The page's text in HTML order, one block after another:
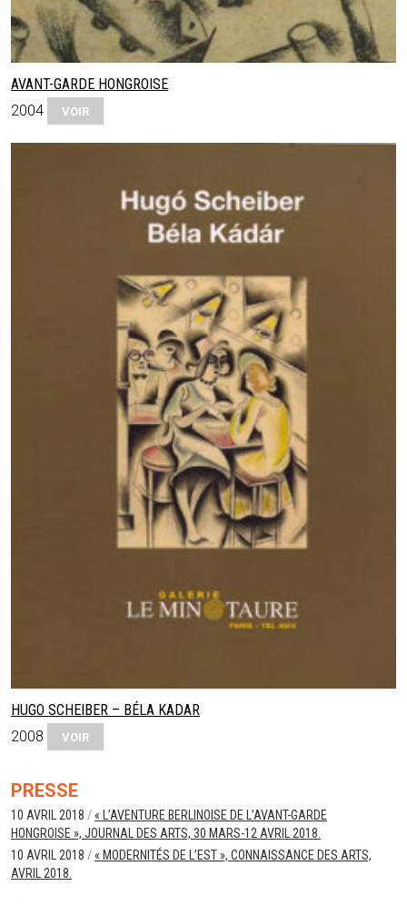
AVANT-GARDE HONGROISE
2004
VOIR
HUGO SCHEIBER – BÉLA KADAR
2008
VOIR
PRESSE
10 AVRIL 2018 /« L’AVENTURE BERLINOISE DE L’AVANT-GARDE
HONGROISE », JOURNAL DES ARTS, 30 MARS-12 AVRIL 2018.
10 AVRIL 2018 /« MODERNITÉS DE L’EST », CONNAISSANCE DES ARTS,
AVRIL 2018.